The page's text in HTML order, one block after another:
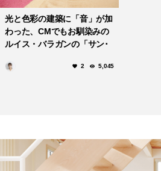
光と色彩の建築に「音」が加
わった、CMでもお馴染みの
ルイス・バラガンの「サン･
2 5,045